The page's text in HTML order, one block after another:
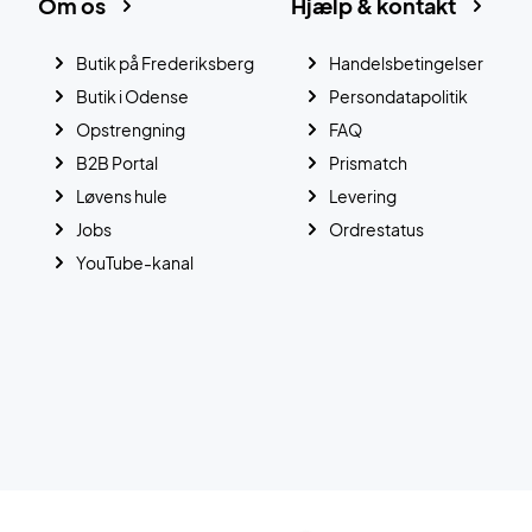
Handelsbetingelser
Persondatapolitik
FAQ
Prismatch
Levering
Ordrestatus
Butik på Frederiksberg
Butik i Odense
Opstrengning
B2B Portal
Løvens hule
Jobs
YouTube-kanal